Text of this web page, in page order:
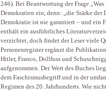
246). Bei Beantwortung der Frage
Demokratien ein, denn: „die Stärke der
Demokratie ist nie garantiert – und ein
enthält ein ausführliches
verzichtet, doch findet der Leser viele
Personenregister ergänzt die
Hitler, Franco, Dollfuss und
aufgenommen. Der Wert des Buches
dem Faschismusbegriff und in der
Regimen des 20. Jahrhunderts. Wie